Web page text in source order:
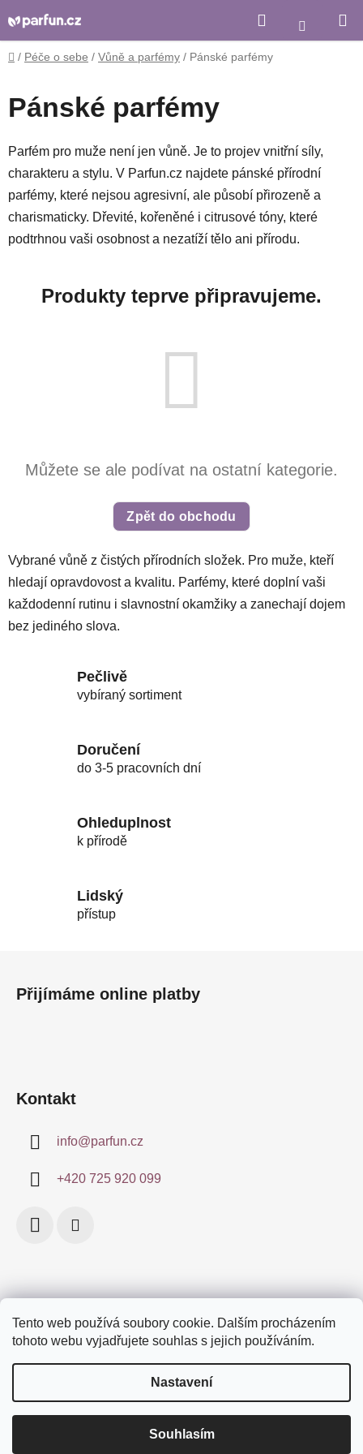
Tento web používá soubory cookie. Dalším procházením
tohoto webu vyjadřujete souhlas s jejich používáním.
Nastavení
Souhlasím
na
obsah
Nákupní
košík
Domů
/ Péče o sebe / Vůně a parfémy / Pánské parfémy
Pánské parfémy
Parfém pro muže není jen vůně. Je to projev vnitřní síly,
charakteru a stylu. V Parfun.cz najdete pánské přírodní
parfémy, které nejsou agresivní, ale působí přirozeně a
charismaticky. Dřevité, kořeněné i citrusové tóny, které
podtrhnou vaši osobnost a nezatíží tělo ani přírodu.
Produkty teprve připravujeme.
Můžete se ale podívat na ostatní kategorie.
Zpět do obchodu
Vybrané vůně z čistých přírodních složek. Pro muže, kteří
hledají opravdovost a kvalitu. Parfémy, které doplní vaši
každodenní rutinu i slavnostní okamžiky a zanechají dojem
bez jediného slova.
Pečlivě
vybíraný sortiment
Doručení
do 3-5 pracovních dní
Ohleduplnost
k přírodě
Lidský
přístup
Přijímáme online platby
Kontakt
info@parfun.cz
+420 725 920 099
Obchodní podmínky Certifikace
Doprava a platby
Podmínky ochrany osobních údajů
Vytvořil Shoptet